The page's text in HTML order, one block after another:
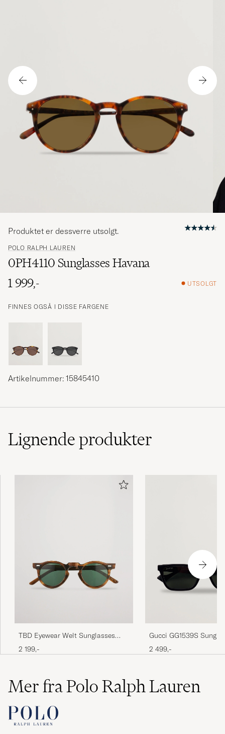
POLO RALPH LAUREN
0PH4110 Sunglasses Havana
1 999,-
UTSOLGT
FINNES OGSÅ I DISSE FARGENE
Produktet er dessverre utsolgt.
Artikelnummer: 15845410
Lignendeprodukter
TBD Eyewear Welt Sunglasses
Earth Bio
2 199,-
Gucci GG1539S
2 499,-
Mer fra Polo Ralph Lauren